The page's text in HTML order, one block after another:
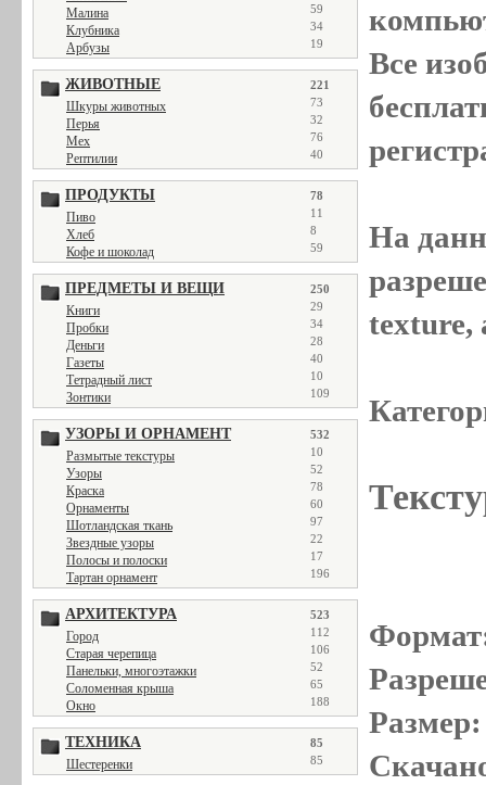
Малина 59
Клубника 34
Арбузы 19
ЖИВОТНЫЕ 221
Шкуры животных 73
Перья 32
Мех 76
Рептилии 40
ПРОДУКТЫ 78
Пиво 11
Хлеб 8
Кофе и шоколад 59
ПРЕДМЕТЫ И ВЕЩИ 250
Книги 29
Пробки 34
Деньги 28
Газеты 40
Тетрадный лист 10
Зонтики 109
УЗОРЫ И ОРНАМЕНТ 532
Размытые текстуры 10
Узоры 52
Краска 78
Орнаменты 60
Шотландская ткань 97
Звездные узоры 22
Полосы и полоски 17
Тартан орнамент 196
АРХИТЕКТУРА 523
Город 112
Старая черепица 106
Панельки, многоэтажки 52
Соломенная крыша 65
Окно 188
ТЕХНИКА 85
Шестеренки 85
Все
На
texture,